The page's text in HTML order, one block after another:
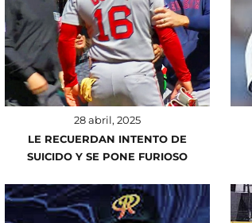
28 abril, 2025
LE RECUERDAN INTENTO DE
SUICIDO Y SE PONE FURIOSO